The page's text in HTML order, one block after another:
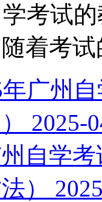
考试
着考试
年广州
2025-
州自学
）